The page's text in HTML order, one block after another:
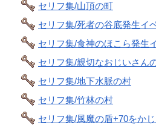
セリフ集/山頂の町
セリフ集/死者の谷底発生イ
セリフ集/食神のほこら発生
セリフ集/親切なおじいさん
セリフ集/地下水脈の村
セリフ集/竹林の村
セリフ集/風魔の盾+70をか